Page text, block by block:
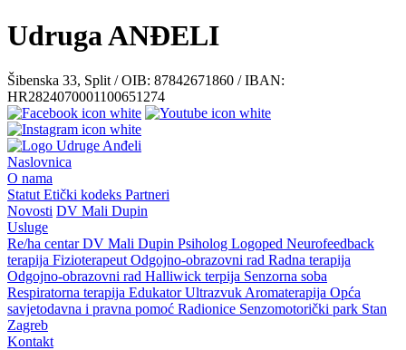
Udruga ANĐELI
Šibenska 33, Split / OIB: 87842671860 / IBAN:
HR2824070001100651274
Naslovnica
O nama
Statut Etički kodeks Partneri
Novosti DV Mali Dupin
Usluge
Re/ha centarDV Mali Dupin Psiholog Logoped Neurofeedback
terapija Fizioterapeut Odgojno-obrazovni rad Radna terapija
Odgojno-obrazovni rad Halliwick terpija Senzorna soba
Respiratorna terapija EdukatorUltrazvuk Aromaterapija Opća
savjetodavna i pravna pomoć Radionice Senzomotorički park Stan
Zagreb
Kontakt